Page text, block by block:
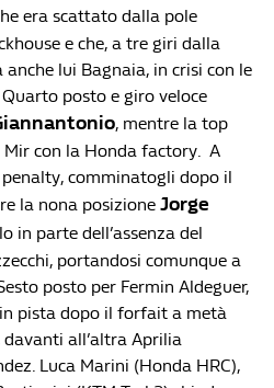
era scattato dalla pole
e che, a tre giri dalla
anche lui Bagnaia, in crisi con le
posto e giro veloce
, mentre la top
con la Honda factory. A
comminatogli dopo il
la nona posizione Jorge
in parte dell’assenza del
portandosi comunque a
posto per Fermin Aldeguer,
in pista dopo il forfait a metà
davanti all’altra Aprilia
Luca Marini (Honda HRC),